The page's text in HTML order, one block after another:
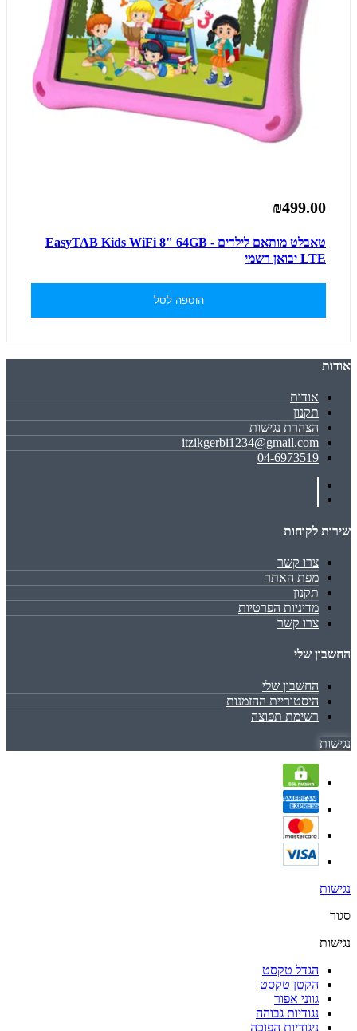
₪499.00
טאבלט מותאם לילדים - EasyTAB Kids WiFi 8" 64GB
LTE יבואן רשמי
הוספה לסל
אודות
אודות
תקנון
הצהרת נגישות
itzikgerbi1234@gmail.com
04-6973519
שירות לקוחות
צרו קשר
מפת האתר
תקנון
מדיניות הפרטיות
צרו קשר
החשבון שלי
החשבון שלי
היסטוריית ההזמנות
רשימת תפוצה
נגישות
נגישות
סגור
נגישות
הגדל טקסט
הקטן טקסט
גווני אפור
נגודיות גבוהה
ניגודיות הפוכה